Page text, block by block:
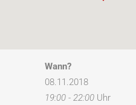
Wann?
08.11.2018
19:00 - 22:00 Uhr